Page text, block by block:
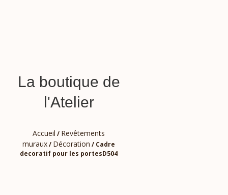
La boutique de
l'Atelier
Accueil / Revêtements
muraux/ Décoration / Cadre
decoratif pour les portesD504